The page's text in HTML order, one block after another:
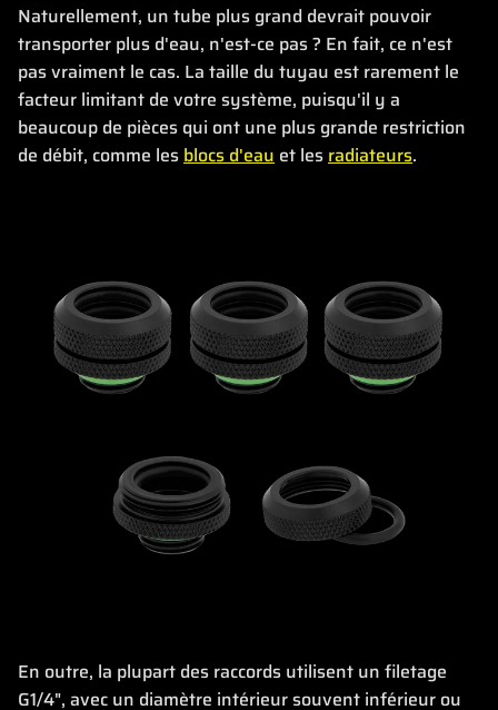
Naturellement, un tube plus grand devrait pouvoir
transporter plus d'eau, n'est-ce pas ? En fait, ce n'est
pas vraiment le cas. La taille du tuyau est rarement le
facteur limitant de votre système, puisqu'il y a
beaucoup de pièces qui ont une plus grande restriction
de débit, comme les blocs d'eau et les radiateurs.
En outre, la plupart des raccords utilisent un filetage
G1/4", avec un diamètre intérieur souvent inférieur ou